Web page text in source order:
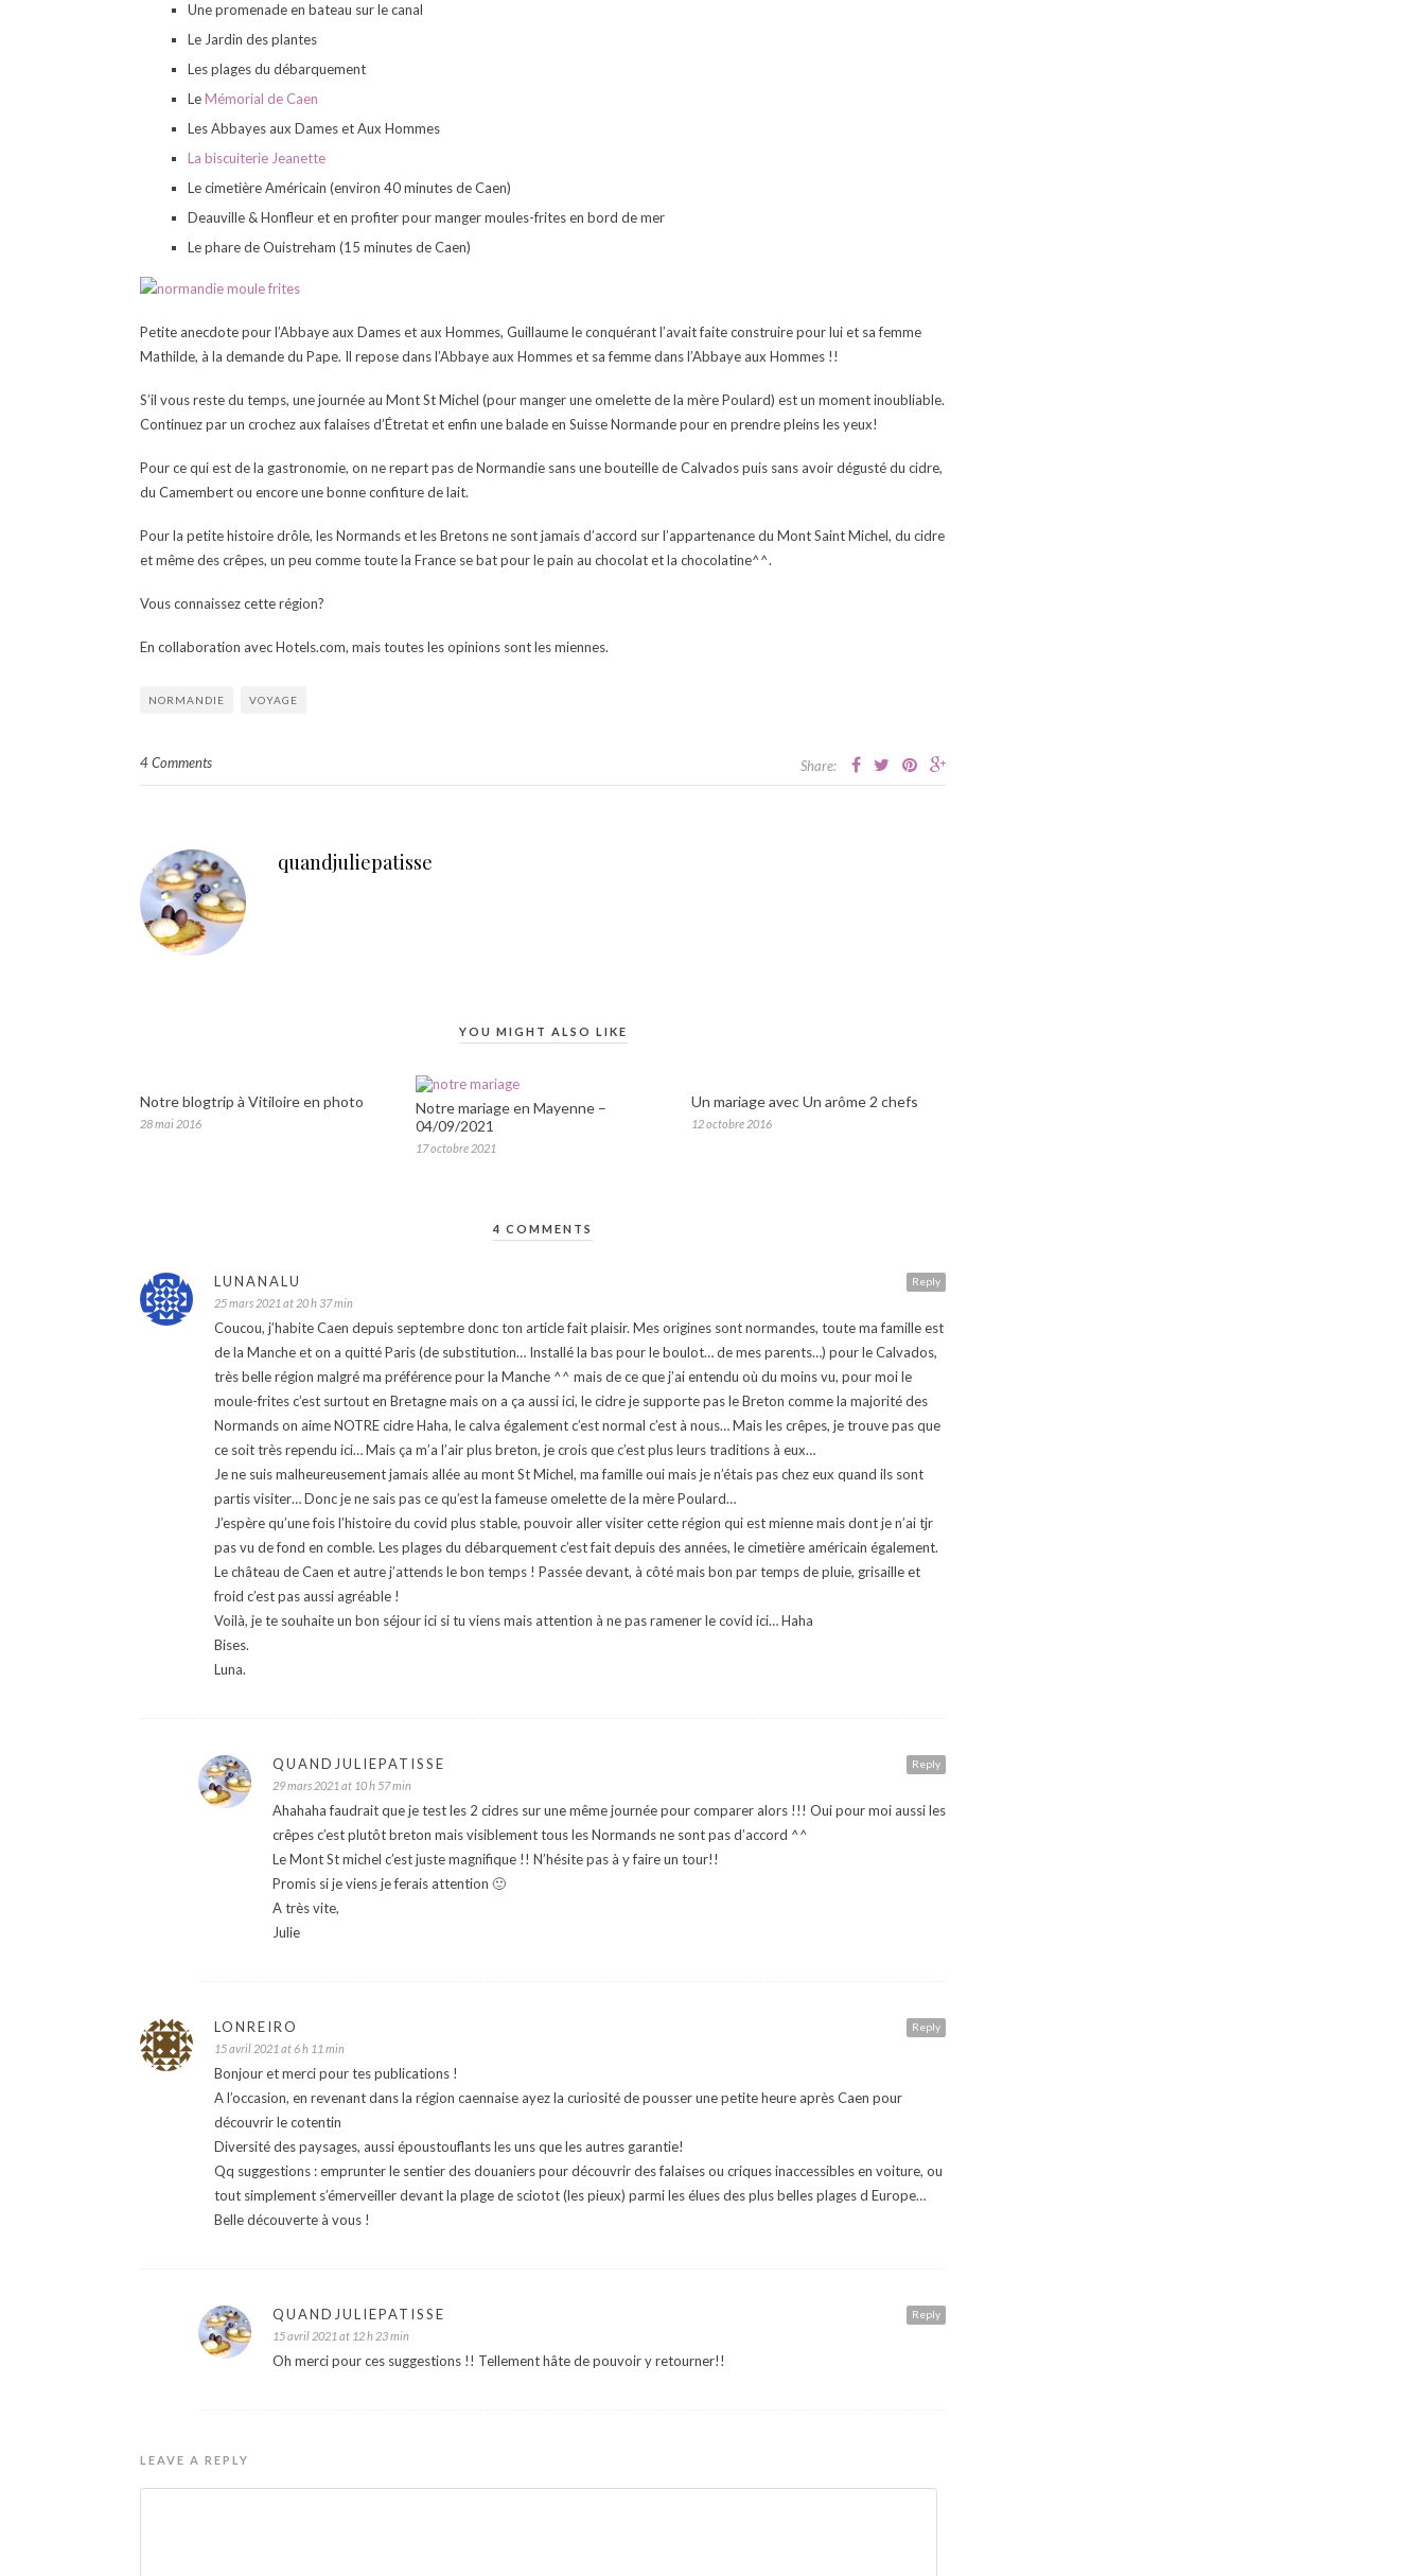
Une promenade en bateau sur le canal
Le Jardin des plantes
Les plages du débarquement
LeMémorial de Caen
Les Abbayes aux Dames et Aux Hommes
La biscuiterie Jeanette
Le cimetière Américain (environ 40 minutes de Caen)
Deauville & Honfleur et en profiter pour manger moules-frites en bord de mer
Le phare de Ouistreham (15 minutes de Caen)
Petite anecdote pour l’Abbaye aux Dames et aux Hommes, Guillaume le conquérant l’avait faite construire pour lui et sa femme
Mathilde, à la demande du Pape. Il repose dans l’Abbaye aux Hommes et sa femme dans l’Abbaye aux Hommes !!
S’il vous reste du temps, une journée au Mont St Michel (pour manger une omelette de la mère Poulard) est un moment inoubliable.
Continuez par un crochez aux falaises d’Étretat et enfin une balade en Suisse Normande pour en prendre pleins les yeux!
Pour ce qui est de la gastronomie, on ne repart pas de Normandie sans une bouteille de Calvados puis sans avoir dégusté du cidre,
du Camembert ou encore une bonne confiture de lait.
Pour la petite histoire drôle, les Normands et les Bretons ne sont jamais d’accord sur l’appartenance du Mont Saint Michel, du cidre
et même des crêpes, un peu comme toute la France se bat pour le pain au chocolat et la chocolatine^^.
Vous connaissez cette région?
En collaboration avec Hotels.com, mais toutes les opinions sont les miennes.
NORMANDIE VOYAGE
4 Comments Share:
quandjuliepatisse
YOU MIGHT ALSO LIKE
Notre blogtrip à Vitiloire en photo
28 mai 2016
Notre mariage en Mayenne –
04/09/2021
17 octobre 2021
Un mariage avec Un arôme 2 chefs
12 octobre 2016
4 COMMENTS
Reply
LUNANALU
25 mars 2021 at 20 h 37 min
Coucou, j’habite Caen depuis septembre donc ton article fait plaisir. Mes origines sont normandes, toute ma famille est
de la Manche et on a quitté Paris (de substitution… Installé la bas pour le boulot… de mes parents…) pour le Calvados,
très belle région malgré ma préférence pour la Manche ^^ mais de ce que j’ai entendu où du moins vu, pour moi le
moule-frites c’est surtout en Bretagne mais on a ça aussi ici, le cidre je supporte pas le Breton comme la majorité des
Normands on aime NOTRE cidre Haha, le calva également c’est normal c’est à nous… Mais les crêpes, je trouve pas que
ce soit très rependu ici… Mais ça m’a l’air plus breton, je crois que c’est plus leurs traditions à eux…
Je ne suis malheureusement jamais allée au mont St Michel, ma famille oui mais je n’étais pas chez eux quand ils sont
partis visiter… Donc je ne sais pas ce qu’est la fameuse omelette de la mère Poulard…
J’espère qu’une fois l’histoire du covid plus stable, pouvoir aller visiter cette région qui est mienne mais dont je n’ai tjr
pas vu de fond en comble. Les plages du débarquement c’est fait depuis des années, le cimetière américain également.
Le château de Caen et autre j’attends le bon temps ! Passée devant, à côté mais bon par temps de pluie, grisaille et
froid c’est pas aussi agréable !
Voilà, je te souhaite un bon séjour ici si tu viens mais attention à ne pas ramener le covid ici… Haha
Bises.
Luna.
Reply
QUANDJULIEPATISSE
29 mars 2021 at 10 h 57 min
Ahahaha faudrait que je test les 2 cidres sur une même journée pour comparer alors !!! Oui pour moi aussi les
crêpes c’est plutôt breton mais visiblement tous les Normands ne sont pas d’accord ^^
Le Mont St michel c’est juste magnifique !! N’hésite pas à y faire un tour!!
Promis si je viens je ferais attention 🙂
A très vite,
Julie
Reply
LONREIRO
15 avril 2021 at 6 h 11 min
Bonjour et merci pour tes publications !
A l’occasion, en revenant dans la région caennaise ayez la curiosité de pousser une petite heure après Caen pour
découvrir le cotentin
Diversité des paysages, aussi époustouflants les uns que les autres garantie!
Qq suggestions : emprunter le sentier des douaniers pour découvrir des falaises ou criques inaccessibles en voiture, ou
tout simplement s’émerveiller devant la plage de sciotot (les pieux) parmi les élues des plus belles plages d Europe…
Belle découverte à vous !
Reply
QUANDJULIEPATISSE
15 avril 2021 at 12 h 23 min
Oh merci pour ces suggestions !! Tellement hâte de pouvoir y retourner!!
LEAVE A REPLY